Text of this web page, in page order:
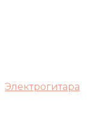
Электрогитара